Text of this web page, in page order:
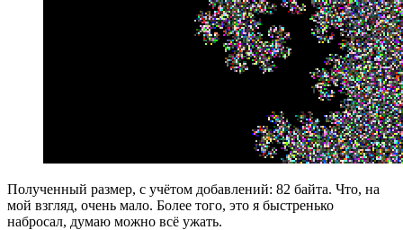
Полученный размер, с учётом добавлений: 82 байта. Что, на
мой взгляд, очень мало. Более того, это я быстренько
набросал, думаю можно всё ужать.